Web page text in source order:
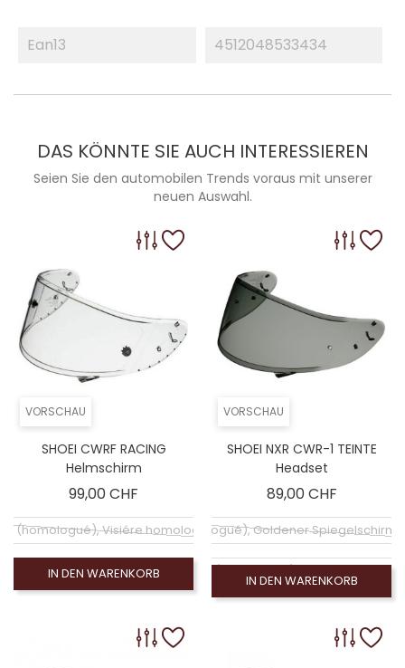
Ean13 4512048533434
DAS KÖNNTE SIE AUCH INTERESSIEREN
Seien Sie den automobilen Trends voraus mit unserer
neuen Auswahl.
VORSCHAU
SHOEI CWRF RACING
Helmschirm
99,00 CHF
(homologué), Visiére homologuée (EXE-2206)
IN DEN WARENKORB
VORSCHAU
SHOEI NXR CWR-1 TEINTE
Headset
89,00 CHFPreis
Coloré (non homologué), Goldener Spiegelschirm
Klarer Bildschirm (homologué), Visiére
Coloré (non homologué), Silberner
IN DEN WARENKORB